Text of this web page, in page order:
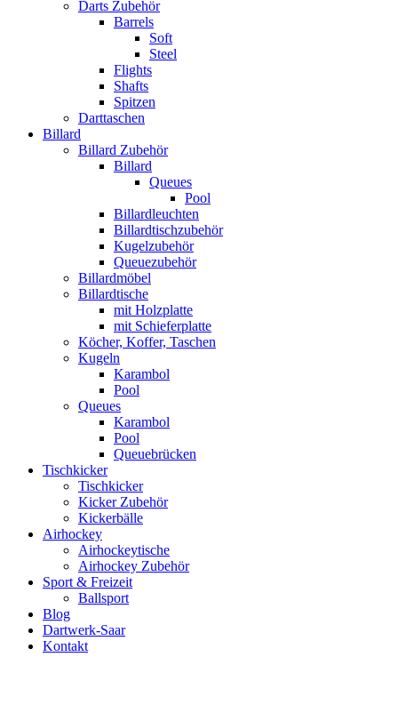
Darts Zubehör
Barrels
Soft
Steel
Flights
Shafts
Spitzen
Darttaschen
Billard
Billard Zubehör
Billard
Queues
Pool
Billardleuchten
Billardtischzubehör
Kugelzubehör
Queuezubehör
Billardmöbel
Billardtische
mit Holzplatte
mit Schieferplatte
Köcher, Koffer, Taschen
Kugeln
Karambol
Pool
Queues
Karambol
Pool
Queuebrücken
Tischkicker
Tischkicker
Kicker Zubehör
Kickerbälle
Airhockey
Airhockeytische
Airhockey Zubehör
Sport & Freizeit
Ballsport
Blog
Dartwerk-Saar
Kontakt